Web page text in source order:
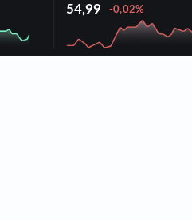
54,99 -0,02%